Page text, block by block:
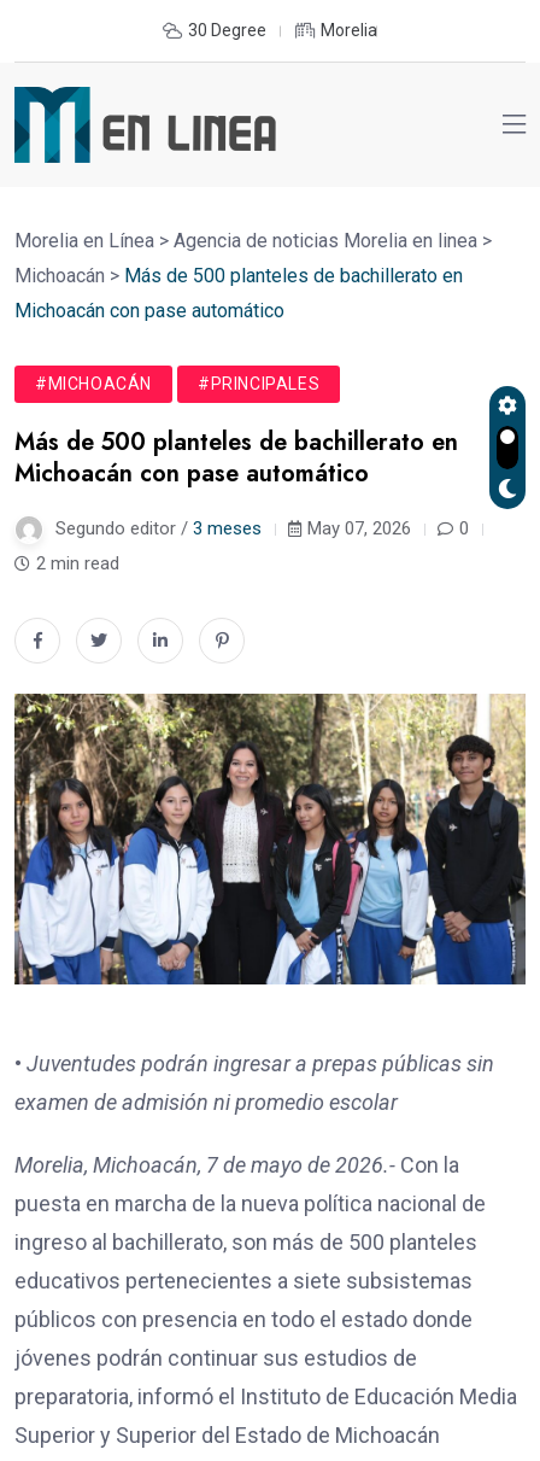
30 Degree Morelia
Morelia en Línea > Agencia de noticias Morelia en linea >
Michoacán > Más de 500 planteles de bachillerato en
Michoacán con pase automático
#MICHOACÁN #PRINCIPALES
Más de 500 planteles de bachillerato en
Michoacán con pase automático
Segundo editor / 3 meses May 07, 2026
0
2 min read
• ⁠Juventudes podrán ingresar a prepas públicas sin
examen de admisión ni promedio escolar
Morelia, Michoacán, 7 de mayo de 2026.- Con la
puesta en marcha de la nueva política nacional de
ingreso al bachillerato, son más de 500 planteles
educativos pertenecientes a siete subsistemas
públicos con presencia en todo el estado donde
jóvenes podrán continuar sus estudios de
preparatoria, informó el Instituto de Educación Media
Superior y Superior del Estado de Michoacán